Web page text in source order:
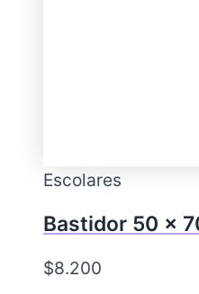
Escolares
Bastidor 50 x
$8.200